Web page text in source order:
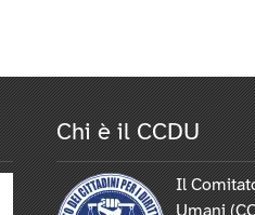
Chi è il CCDU
Il
Umani